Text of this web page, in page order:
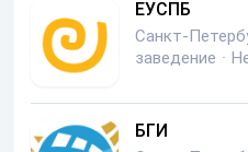
ЕУСПБ
Санкт-
заведение ·
БГИ